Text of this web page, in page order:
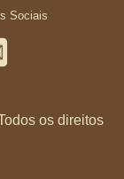
Sociais
os direitos